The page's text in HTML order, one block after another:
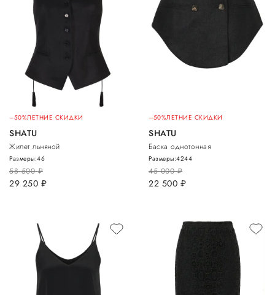
–50%ЛЕТНИЕ СКИДКИ
SHATU
Жилет льняной
58 500руб.
29 250 руб.
Размеры:46
–50%ЛЕТНИЕ СКИДКИ
SHATU
Баска однотонная
45 000руб.
22 500 руб.
Размеры:4244